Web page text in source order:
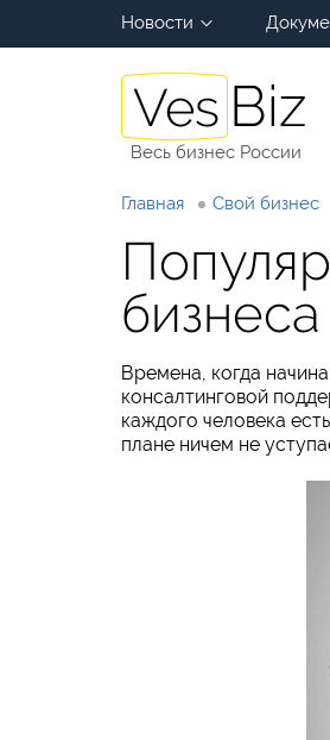
Новости
Весь бизнес России
Главная Свой бизнес
Времена, когда
консалтинговой
каждого человека
плане ничем не